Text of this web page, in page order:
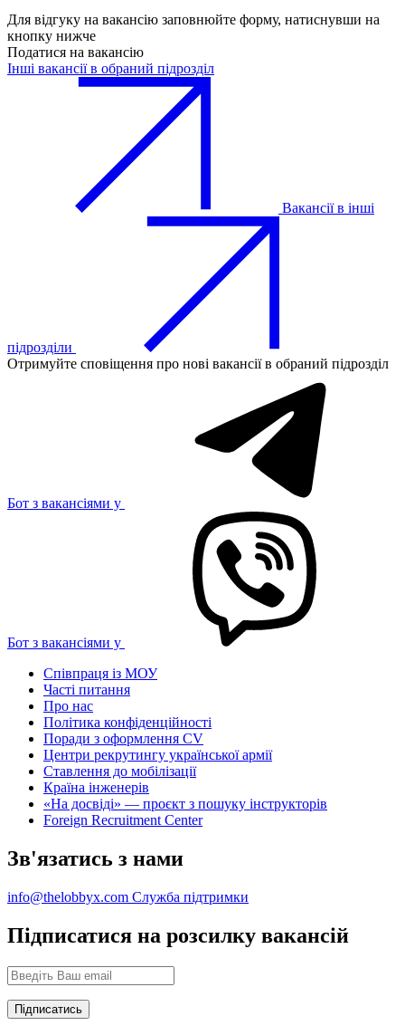
Для відгуку на вакансію заповнюйте форму, натиснувши на
кнопку нижче
Податися на вакансію
Інші вакансії в обраний підрозділ
Вакансії в інші
підрозділи
Отримуйте сповіщення про нові вакансії в обраний підрозділ
Бот з вакансіями у
Бот з вакансіями у
Співпраця із МОУ
Часті питання
Про нас
Політика конфіденційності
Поради з оформлення CV
Центри рекрутингу української армії
Ставлення до мобілізації
Країна інженерів
«На досвіді» — проєкт з пошуку інструкторів
Foreign Recruitment Center
Зв'язатись з нами
info@thelobbyx.com Служба підтримки
Підписатися на розсилку вакансій